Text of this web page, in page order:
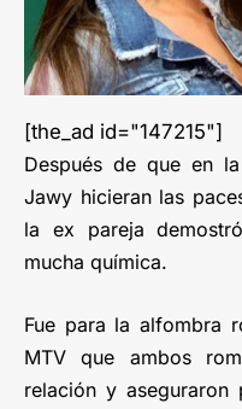
[the_ad id="147215"]
Después de que en
Jawy hicieran las
la ex pareja
mucha química.
Fue para la alfombra
MTV que ambos
relación y